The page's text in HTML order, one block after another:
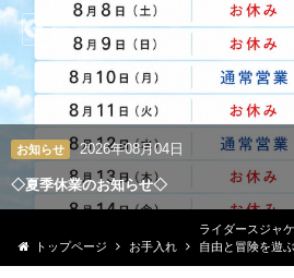
お知らせ 2026年08月04日
◇夏季休業のお知らせ◇
<
トップページ お手入れ
ライダースジャ
自由と冒険を遊